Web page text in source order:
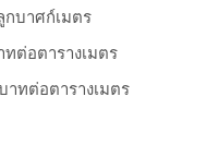
กบาศก์เมตร
ต่อตารางเมตร
าทต่อตารางเมตร